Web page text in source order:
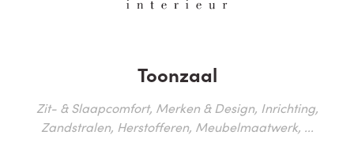
Toonzaal
Zit- & Slaapcomfort, Merken & Design, Inrichting,
Zandstralen, Herstofferen, Meubelmaatwerk, ...